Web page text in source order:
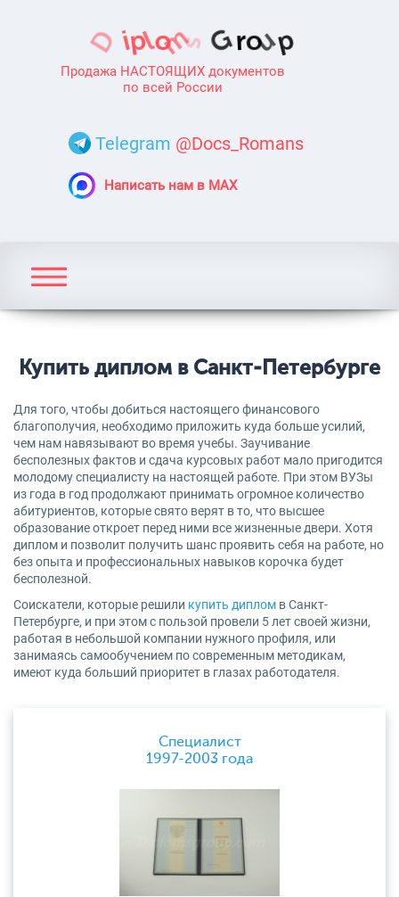
Продажа НАСТОЯЩИХ документов
по всей России
Telegram @Docs_Romans
Написать нам в MAX
Купить диплом в Санкт-Петербурге
Для того, чтобы добиться настоящего финансового
благополучия, необходимо приложить куда больше усилий,
чем нам навязывают во время учебы. Заучивание
бесполезных фактов и сдача курсовых работ мало пригодится
молодому специалисту на настоящей работе. При этом ВУЗы
из года в год продолжают принимать огромное количество
абитуриентов, которые свято верят в то, что высшее
образование откроет перед ними все жизненные двери. Хотя
диплом и позволит получить шанс проявить себя на работе, но
без опыта и профессиональных навыков корочка будет
бесполезной.
Соискатели, которые решили купить диплом в Санкт-
Петербурге, и при этом с пользой провели 5 лет своей жизни,
работая в небольшой компании нужного профиля, или
занимаясь самообучением по современным методикам,
имеют куда больший приоритет в глазах работодателя.
Специалист
1997-2003 года